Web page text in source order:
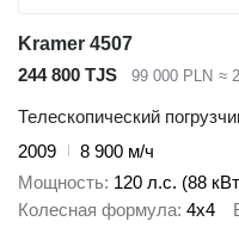
Kramer 4507
244 800 TJS
99 000 PLN ≈
Телескопический
2009
8 900 м/ч
Мощность 120 л.с. (88
Колесная формула 4x4